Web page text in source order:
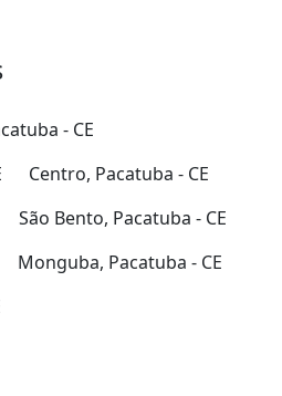
- CE
Centro, Pacatuba - CE
São Bento, Pacatuba - CE
Monguba, Pacatuba - CE